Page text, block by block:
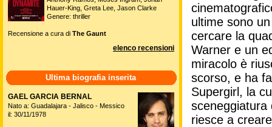
ultime sono
cercare la
Warner e un
miracolo è
scorso, e ha
Supergirl, la
sceneggiatura
riesce a
Hauer-King, Greta Lee, Jason Clarke
Genere: thriller
Recensione a cura di The Gaunt
elenco recensioni
Ultima biografia inserita
GAEL GARCIA BERNAL
Nato a: Guadalajara - Jalisco - Messico
il: 30/11/1978